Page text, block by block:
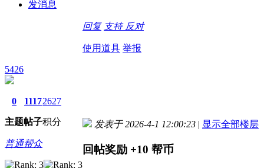
发消息
回复 支持 反对
使用道具 举报
5426
0
主题
1117
帖子
2627
积分
普通帮众
发表于 2026-4-1 12:00:23 | 显示全部楼层
回帖奖励 +10 帮币